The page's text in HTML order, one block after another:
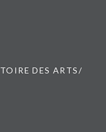
DES ARTS/